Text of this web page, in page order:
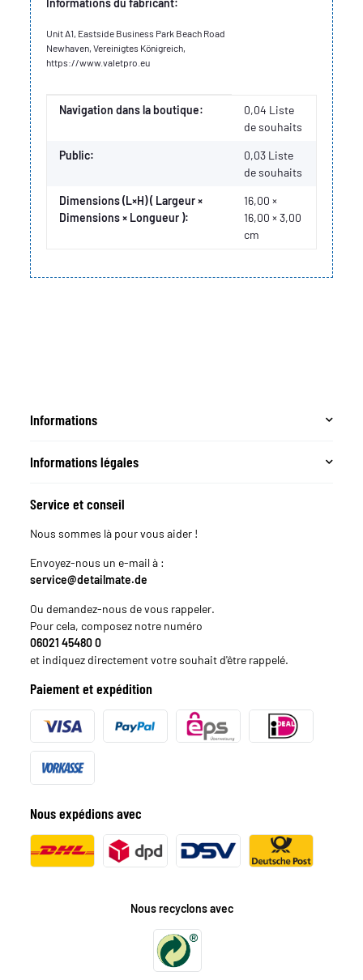
Informations du fabricant:
Unit A1, Eastside Business Park Beach Road
Newhaven, Vereinigtes Königreich,
https://www.valetpro.eu
Valeur
Fabricant
Navigation dans la boutique:
0,04 Liste
de souhaits
Public: 0,03 Liste
de souhaits
Dimensions (L×H) ( Largeur ×
Dimensions × Longueur ):
16,00 ×
16,00 × 3,00
cm
Informations
Informations légales
Service et conseil
Nous sommes là pour vous aider !
Envoyez-nous un e-mail à :
service@detailmate.de
Ou demandez-nous de vous rappeler.
Pour cela, composez notre numéro
06021 45480 0
et indiquez directement votre souhait d'être rappelé.
Paiement et expédition
Nous expédions avec
Nous recyclons avec